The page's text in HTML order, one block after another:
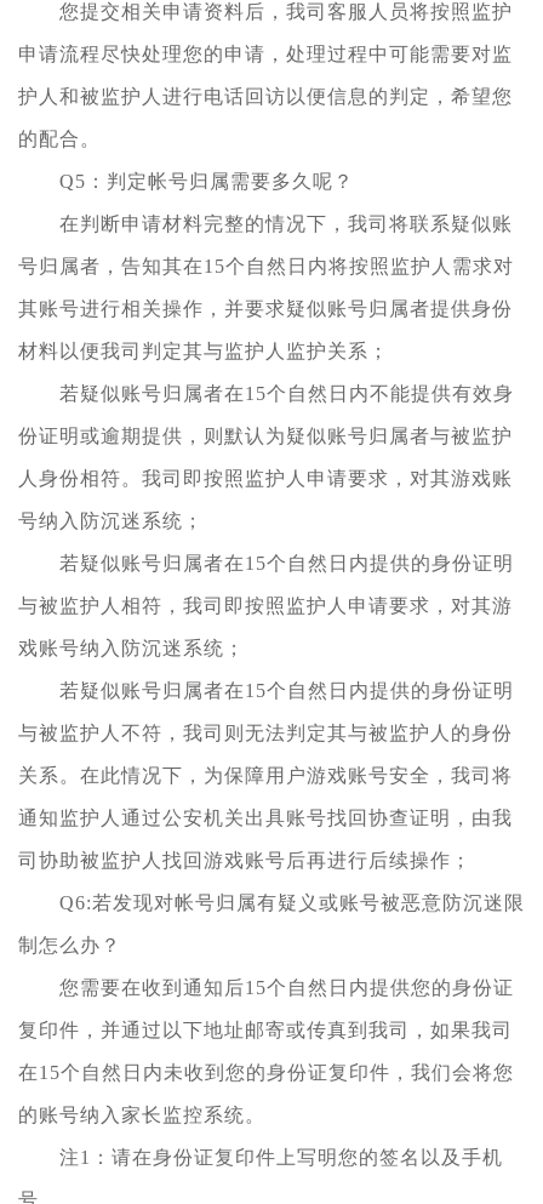
您提交相关申请资料后，我司客服人员将按照监护
申请流程尽快处理您的申请，处理过程中可能需要对监
护人和被监护人进行电话回访以便信息的判定，希望您
的配合。
Q5：判定帐号归属需要多久呢？
在判断申请材料完整的情况下，我司将联系疑似账
号归属者，告知其在15个自然日内将按照监护人需求对
其账号进行相关操作，并要求疑似账号归属者提供身份
材料以便我司判定其与监护人监护关系；
若疑似账号归属者在15个自然日内不能提供有效身
份证明或逾期提供，则默认为疑似账号归属者与被监护
人身份相符。我司即按照监护人申请要求，对其游戏账
号纳入防沉迷系统；
若疑似账号归属者在15个自然日内提供的身份证明
与被监护人相符，我司即按照监护人申请要求，对其游
戏账号纳入防沉迷系统；
若疑似账号归属者在15个自然日内提供的身份证明
与被监护人不符，我司则无法判定其与被监护人的身份
关系。在此情况下，为保障用户游戏账号安全，我司将
通知监护人通过公安机关出具账号找回协查证明，由我
司协助被监护人找回游戏账号后再进行后续操作；
Q6:若发现对帐号归属有疑义或账号被恶意防沉迷限
制怎么办？
您需要在收到通知后15个自然日内提供您的身份证
复印件，并通过以下地址邮寄或传真到我司，如果我司
在15个自然日内未收到您的身份证复印件，我们会将您
的账号纳入家长监控系统。
注1：请在身份证复印件上写明您的签名以及手机
号。